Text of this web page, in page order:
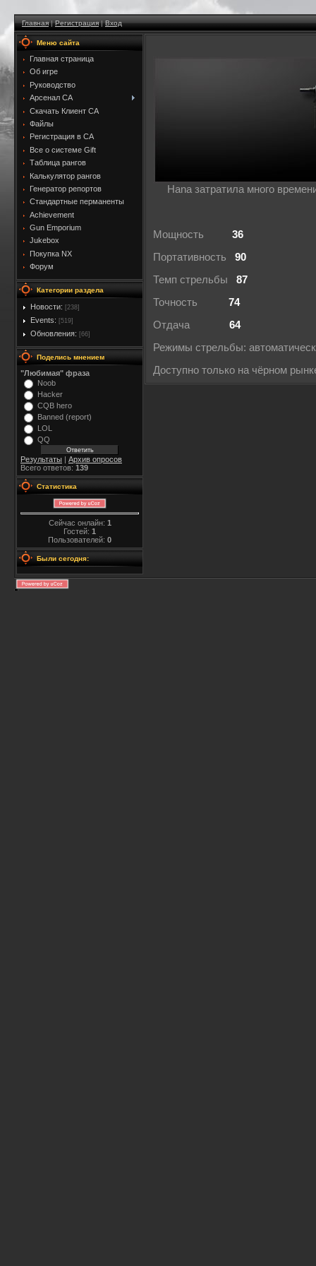
Главная|Регистрация|Вход
Меню сайта
Главная страница
Об игре
Руководство
Арсенал CA
Скачать Клиент CA
Файлы
Регистрация в CA
Все о системе Gift
Таблица рангов
Калькулятор рангов
Генератор репортов
Стандартные перманенты
Achievement
Gun Emporium
Jukebox
Покупка NX
Форум
Категории раздела
Новости: [238]
Events: [519]
Обновления: [66]
Поделись мнением
"Любимая" фраза
Noob
Hacker
CQB hero
Banned (report)
LOL
QQ
Результаты | Архив опросов
Всего ответов: 139
Статистика
Сейчас онлайн: 1
Гостей: 1
Пользователей: 0
Были сегодня:
Hana затратила много
Мощность 36
Портативность 90
Темп стрельбы 87
Точность 74
Отдача 64
Режимы стрельбы:
Доступно только на чёрном